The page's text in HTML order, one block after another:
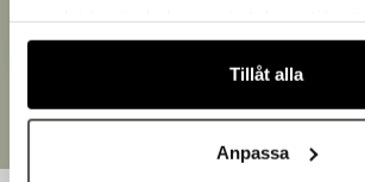
Tillåt alla
Anpassa
Brett sortiment
Över 30 000 produkter
Designat och tillverkat i Småland